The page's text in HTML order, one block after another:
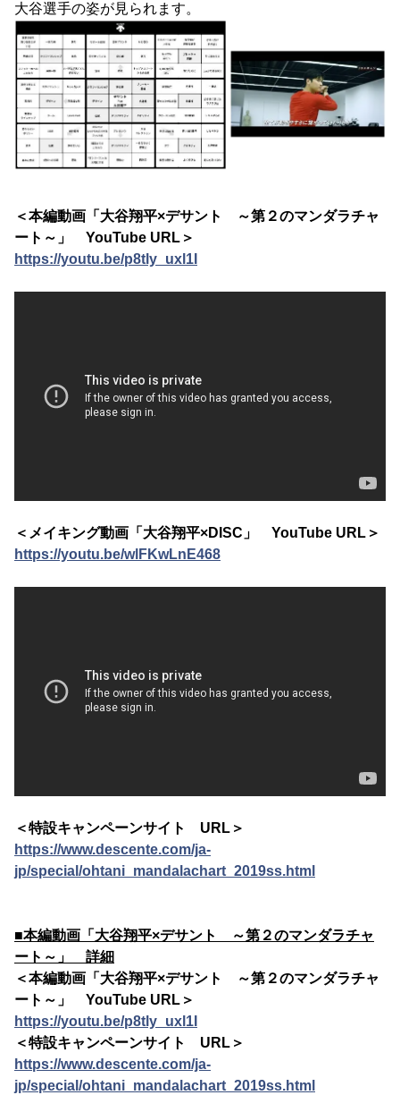
大谷選手の姿が見られます。
＜本編動画「大谷翔平×デサント ～第２のマンダラチャ
ート～」 YouTube URL＞
https://youtu.be/p8tly_uxl1I
＜メイキング動画「大谷翔平×DISC」 YouTube URL＞
https://youtu.be/wlFKwLnE468
＜特設キャンペーンサイト URL＞
https://www.descente.com/ja-
jp/special/ohtani_mandalachart_2019ss.html
■本編動画「大谷翔平×デサント ～第２のマンダラチャ
ート～」 詳細
＜本編動画「大谷翔平×デサント ～第２のマンダラチャ
ート～」 YouTube URL＞
https://youtu.be/p8tly_uxl1I
＜特設キャンペーンサイト URL＞
https://www.descente.com/ja-
jp/special/ohtani_mandalachart_2019ss.html